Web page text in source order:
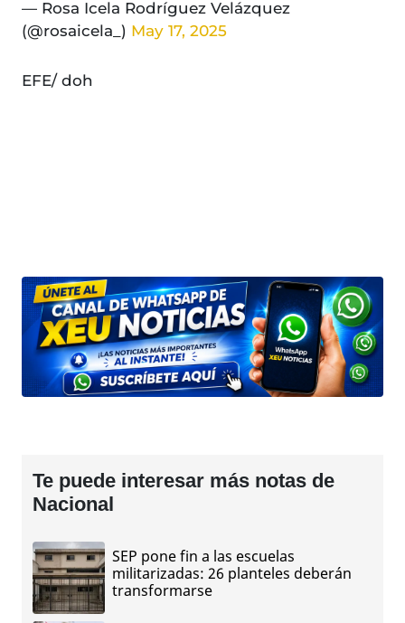
— Rosa Icela Rodríguez Velázquez
(@rosaicela_) May 17, 2025
EFE/ doh
Te puede interesar más notas de
Nacional
SEP pone fin a las escuelas
militarizadas: 26 planteles deberán
transformarse